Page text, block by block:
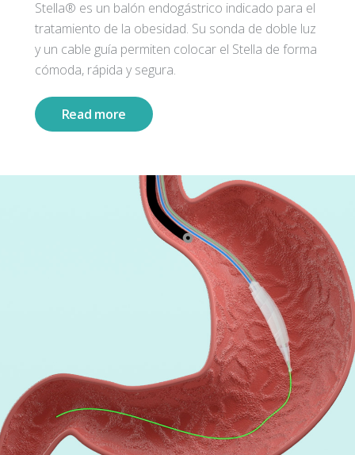
Stella® es un balón endogástrico indicado para el
tratamiento de la obesidad. Su sonda de doble luz
y un cable guía permiten colocar el Stella de forma
cómoda, rápida y segura.
Read more